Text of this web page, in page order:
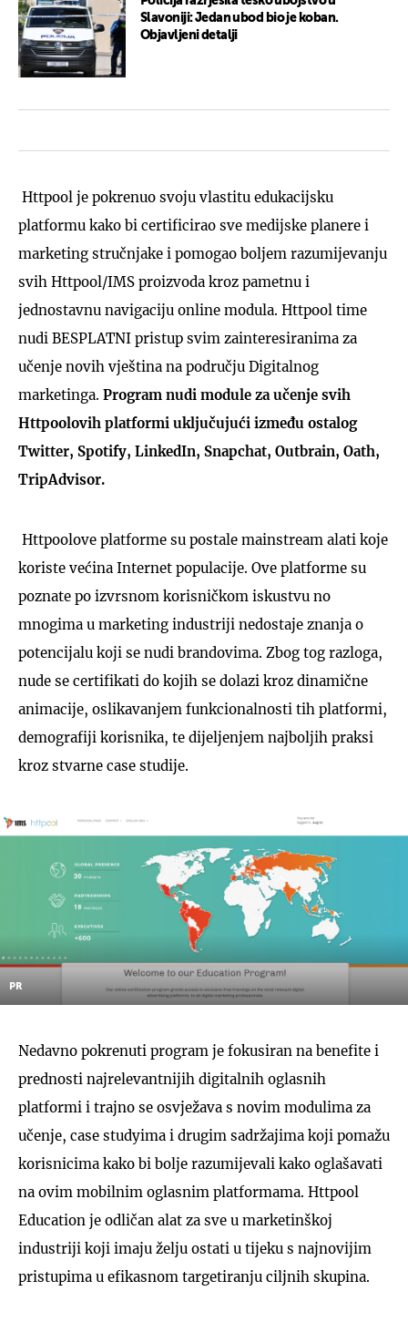
Slavoniji: Jedan ubod bio je koban.
Objavljeni detalji
Httpool je pokrenuo svoju vlastitu edukacijsku
platformu kako bi certificirao sve medijske planere i
marketing stručnjake i pomogao boljem razumijevanju
svih Httpool/IMS proizvoda kroz pametnu i
jednostavnu navigaciju online modula. Httpool time
nudi BESPLATNI pristup svim zainteresiranima za
učenje novih vještina na području Digitalnog
marketinga. Program nudi module za učenje svih
Httpoolovih platformi uključujući između ostalog
Twitter, Spotify, LinkedIn, Snapchat, Outbrain, Oath,
TripAdvisor.
Httpoolove platforme su postale mainstream alati koje
koriste većina Internet populacije. Ove platforme su
poznate po izvrsnom korisničkom iskustvu no
mnogima u marketing industriji nedostaje znanja o
potencijalu koji se nudi brandovima. Zbog tog razloga,
nude se certifikati do kojih se dolazi kroz dinamične
animacije, oslikavanjem funkcionalnosti tih platformi,
demografiji korisnika, te dijeljenjem najboljih praksi
kroz stvarne case studije.
PR
Nedavno pokrenuti program je fokusiran na benefite i
prednosti najrelevantnijih digitalnih oglasnih
platformi i trajno se osvježava s novim modulima za
učenje, case studyima i drugim sadržajima koji pomažu
korisnicima kako bi bolje razumijevali kako oglašavati
na ovim mobilnim oglasnim platformama. Httpool
Education je odličan alat za sve u marketinškoj
industriji koji imaju želju ostati u tijeku s najnovijim
pristupima u efikasnom targetiranju ciljnih skupina.